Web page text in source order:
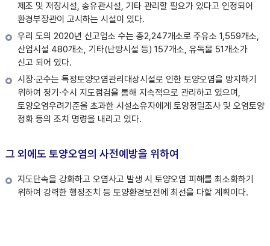
제조 및 저장시설, 송유관시설, 기타 관리할 필요가 있다고 인정되어
환경부장관이 고시하는 시설이 있다.
우리 도의 2020년 신고업소 수는 총2,247개소로 주유소 1,559개소,
산업시설 480개소, 기타(난방시설 등) 157개소, 유독물 51개소가
신고 되어 있다.
시장·군수는 특정토양오염관리대상시설로 인한 토양오염을 방지하기
위하여 정기·수시 지도점검을 통해 지속적으로 관리하고 있으며,
토양오염우려기준을 초과한 시설소유자에게 토양정밀조사 및 오염토양
정화 등의 조치 명령을 내리고 있다.
그 외에도 토양오염의 사전예방을 위하여
지도단속을 강화하고 오염사고 발생 시 토양오염 피해를 최소화하기
위하여 강력한 행정조치 등 토양환경보전에 최선을 다할 계획이다.